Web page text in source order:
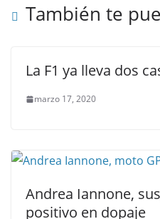
También te
La F1 ya lleva dos
marzo 17, 2020
Andrea Iannone,
positivo en dopaje